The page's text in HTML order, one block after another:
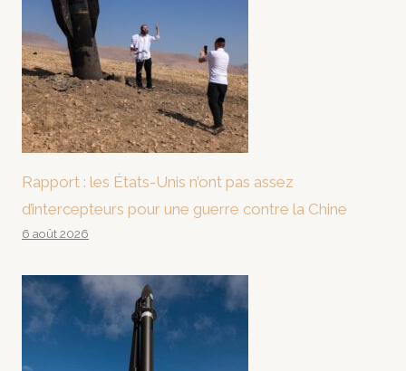
Rapport : les États-Unis n’ont pas assez
d’intercepteurs pour une guerre contre la Chine
6 août 2026